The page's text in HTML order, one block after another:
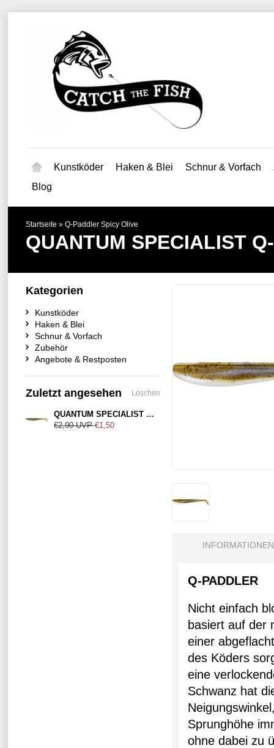
Kunstköder Haken & Blei Schnur & Vorfach
Blog
Startseite » Q-Paddler Spicy Olive
QUANTUM SPECIALIST
INFORMATIONEN
Q-PADDLER
Nicht einfach
basiert auf der
einer
des Köders
eine
Schwanz hat
Sprunghöhe
ohne dabei zu
Kategorien
Kunstköder
Haken & Blei
Schnur & Vorfach
Zubehör
Angebote & Restposten
Zuletzt angesehen Löschen
QUANTUM SPECIALIST Q-Paddler Spicy Olive
€2,90UVP €1,50